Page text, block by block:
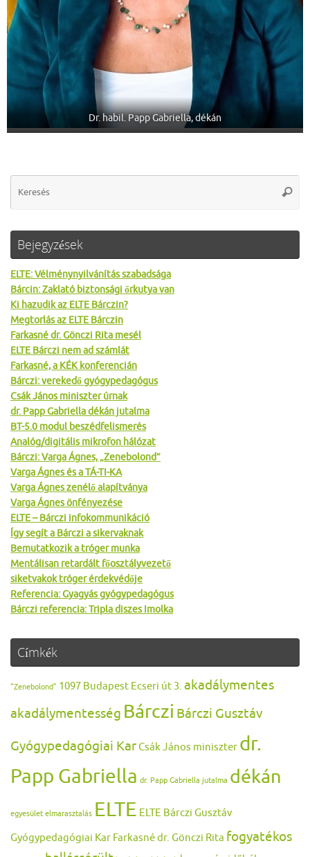
Dr. habil. Papp Gabriella, dékán
Bejegyzések
ELTE: Vélménynyilvánítás szabadsága
Bárcin: Zaklató biztonsági őrkutya van
Ki hazudik az ELTE Bárczin?
Megtorlás az ELTE Bárczin
Farkasné dr. Gönczi Rita mesél
ELTE Bárczi nem ad számlát
Farkasné, a KÉK konferencián
Bárczi: verekedő gyógypedagógus
Csák János miniszter úrnak
dr. Papp Gabriella dékán jutalma
BT-5.0 modul beszédfelismerés
Analóg/digitális mikrofon hálózat
Bárczi: Varga Ágnes, „Zenebolond”
Varga Ágnes és a TÁ-TI-KA
Varga Ágnes zenélő alapítványa
Varga Ágnes önfényezése
ELTE – Bárczi infokommunikáció
Így segít a Bárczi a sikervaknak
Bemutatkozik a tróger munka
Mentálisan retardált főosztályvezető
siketvakok tróger érdekvédője
Referencia: Gyagyás gyógypedagógus
Bárczi referencia: Tripla diszes Imolka
Címkék
"Zenebolond" 1097 Budapest Ecseri út 3. akadálymentes
akadálymentesség Bárczi Bárczi Gusztáv
Gyógypedagógiai KarCsák János miniszter dr.
Papp Gabriella dr. Papp Gabriella jutalma dékán
egyesület elmarasztalás ELTE ELTE Bárczi Gusztáv
Gyógypedagógiai Kar Farkasné dr. Gönczi Rita fogyatékos